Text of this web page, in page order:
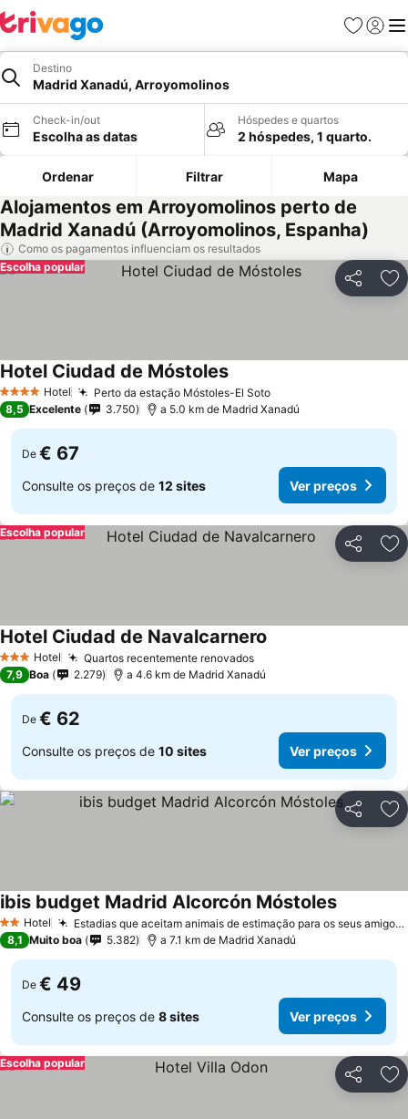
Favoritos
Iniciar
Destino
Madrid Xanadú, Arroyomolinos
Check-in/out
Escolha as datas
Hóspedes e quartos
2 hóspedes, 1 quarto.
Ordenar Filtrar Mapa
Alojamentos em Arroyomolinos perto de
Madrid Xanadú (Arroyomolinos, Espanha)
Como os pagamentos influenciam os resultados
Partilhar
Escolha popular
4 EstrelasHotel Perto da estação Móstoles-El Soto
Hotel Ciudad de Móstoles
8,5 Excelente 3.750 a 5.0 km de Madrid Xanadú
De € 67
Consulte os preços de 12 sites Ver preços
Partilhar
Escolha popular
3 EstrelasHotel Quartos recentemente renovados
Hotel Ciudad de Navalcarnero
7,9 Boa 2.279 a 4.6 km de Madrid Xanadú
De € 62
Consulte os preços de 10 sites Ver preços
Partilhar
2 Estrelas
Hotel Estadias que aceitam animais de estimação para os seus amigos peludos
ibis budget Madrid Alcorcón Móstoles
8,1 Muito boa 5.382 a 7.1 km de Madrid Xanadú
De € 49
Consulte os preços de 8 sites Ver preços
Partilhar
Escolha popular